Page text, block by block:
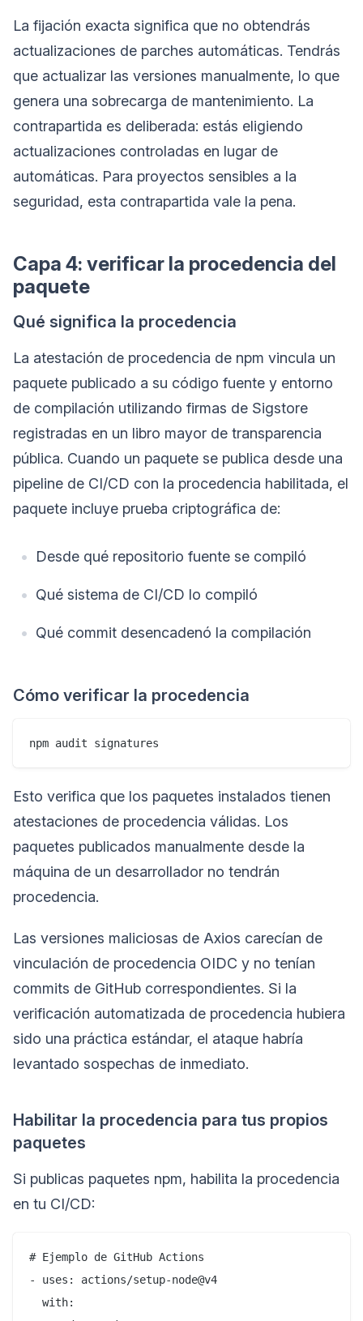
La fijación exacta significa que no obtendrás
actualizaciones de parches automáticas. Tendrás
que actualizar las versiones manualmente, lo que
genera una sobrecarga de mantenimiento. La
contrapartida es deliberada: estás eligiendo
actualizaciones controladas en lugar de
automáticas. Para proyectos sensibles a la
seguridad, esta contrapartida vale la pena.
Capa 4: verificar la procedencia del
paquete
Qué significa la procedencia
La atestación de procedencia de npm vincula un
paquete publicado a su código fuente y entorno
de compilación utilizando firmas de Sigstore
registradas en un libro mayor de transparencia
pública. Cuando un paquete se publica desde una
pipeline de CI/CD con la procedencia habilitada, el
paquete incluye prueba criptográfica de:
Desde qué repositorio fuente se compiló
Qué sistema de CI/CD lo compiló
Qué commit desencadenó la compilación
Cómo verificar la procedencia
Esto verifica que los paquetes instalados tienen
atestaciones de procedencia válidas. Los
paquetes publicados manualmente desde la
máquina de un desarrollador no tendrán
procedencia.
Las versiones maliciosas de Axios carecían de
vinculación de procedencia OIDC y no tenían
commits de GitHub correspondientes. Si la
verificación automatizada de procedencia hubiera
sido una práctica estándar, el ataque habría
levantado sospechas de inmediato.
Habilitar la procedencia para tus propios
paquetes
Si publicas paquetes npm, habilita la procedencia
en tu CI/CD:
# Ejemplo de GitHub Actions
- uses: actions/setup-node@v4
  with: